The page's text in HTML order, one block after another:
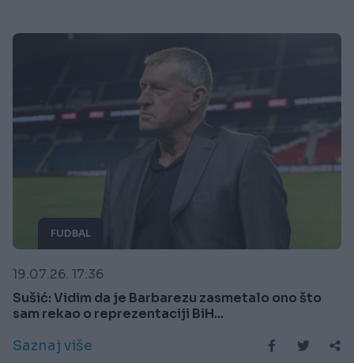
FUDBAL
19.07.26. 17:36
Sušić: Vidim da je Barbarezu zasmetalo ono što
sam rekao o reprezentaciji BiH...
Saznaj više